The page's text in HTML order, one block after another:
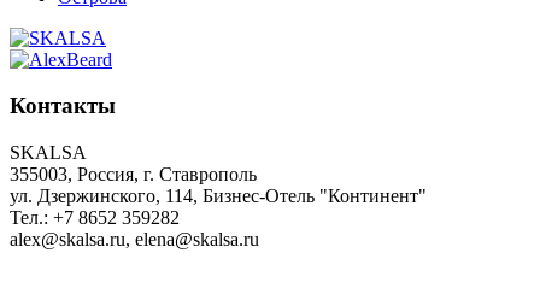
Контакты
SKALSA
355003, Россия, г. Ставрополь
ул. Дзержинского, 114, Бизнес-Отель "Континент"
Тел.: +7 8652 359282
alex@skalsa.ru, elena@skalsa.ru